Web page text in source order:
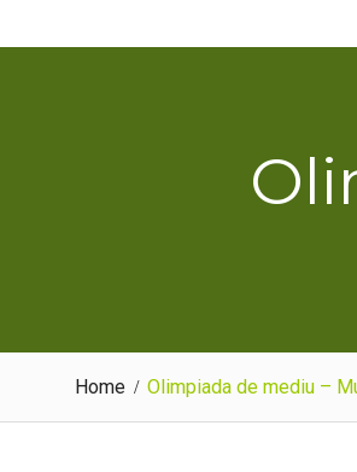
Home Olimpiada de mediu –